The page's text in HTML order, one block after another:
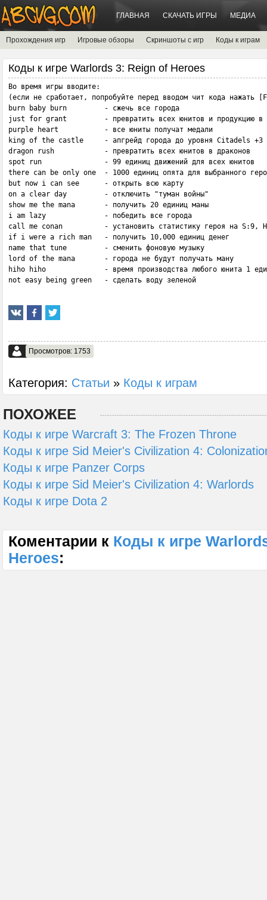
ГЛАВНАЯ СКАЧАТЬ ИГРЫ МЕДИА
Прохождения игр Игровые обзоры Скриншоты с игр Коды к играм
Коды к игре Warlords 3: Reign of Heroes
Во время игры вводите:
(если не сработает, попробуйте перед вводом чит кода нажать
burn baby burn         - сжечь все города
just for grant         - превратить всех юнитов и продукцию в
purple heart           - все юниты получат медали
king of the castle     - апгрейд города до уровня Citadels +3
dragon rush            - превратить всех юнитов в драконов
spot run               - 99 единиц движений для всех юнитов
there can be only one  - 1000 единиц опята для выбранного
but now i can see      - открыть всю карту
on a clear day         - отключить "туман войны"
show me the mana       - получить 20 единиц маны
i am lazy              - победить все города
call me conan          - установить статистику героя на S:9,
if i were a rich man   - получить 10,000 единиц денег
name that tune         - сменить фоновую музыку
lord of the mana       - города не будут получать ману
hiho hiho              - время производства любого юнита 1
not easy being green   - сделать воду зеленой
Просмотров: 1753
Категория: Статьи » Коды к играм
ПОХОЖЕЕ
Коды к игре Warcraft 3: The Frozen Throne
Коды к игре Sid Meier's Civilization 4:
Коды к игре Panzer Corps
Коды к игре Sid Meier's Civilization 4: Warlords
Коды к игре Dota 2
Коментарии к Коды к игре
Heroes: